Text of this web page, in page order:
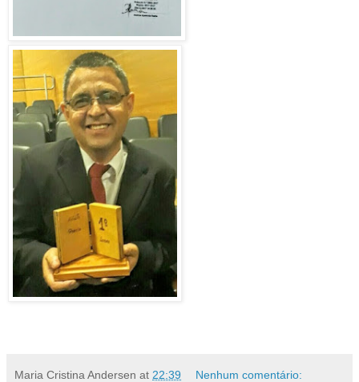
Maria Cristina Andersen at 22:39 Nenhum comentário: